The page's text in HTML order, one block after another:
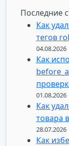
Последние
Как
тегов
04.08.2026
Как
01.08.2026
Как
товара
28.07.2026
Как